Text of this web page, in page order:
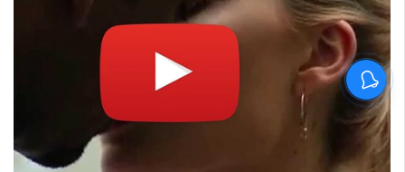
ശ്രീലങ്കൻ പര്യടനം:
ഇന്ത്യയുടെ സന്നാഹ
മത്സരത്തിന് ഇന്ന് തുടക്കം